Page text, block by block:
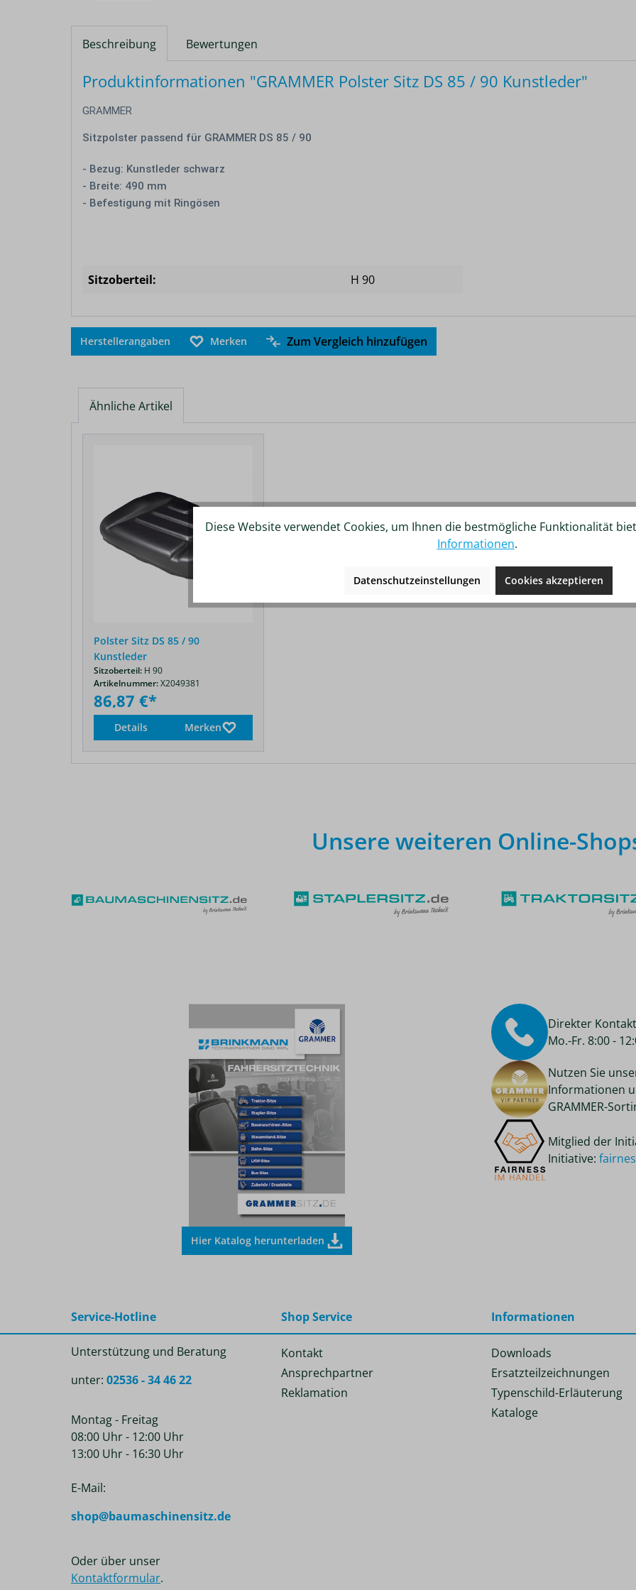
Beschreibung Bewertungen
Produktinformationen "GRAMMER Polster Sitz DS 85 / 90 Kunstleder"
GRAMMER
Sitzpolster passend für GRAMMER DS 85 / 90
- Bezug: Kunstleder schwarz
- Breite: 490 mm
- Befestigung mit Ringösen
Sitzoberteil: H 90
Herstellerangaben Merken Zum Vergleich hinzufügen
Ähnliche Artikel
Polster Sitz DS 85 / 90
Kunstleder
Sitzoberteil: H 90
Artikelnummer:X2049381
86,87 €*
Details Merken
Unsere weiteren Online-
Hier Katalog herunterladen
Direkter
Mo.-Fr. 8:00 -
Nutzen Sie
Informationen
GRAMMER-
Mitglied der
Initiative:
Service-Hotline
Unterstützung und Beratung
unter: 02536 - 34 46 22
Montag - Freitag
08:00 Uhr - 12:00 Uhr
13:00 Uhr - 16:30 Uhr
E-Mail:
shop@baumaschinensitz.de
Oder über unser
Kontaktformular.
Shop Service
Kontakt
Ansprechpartner
Reklamation
Informationen
Downloads
Ersatzteilzeichnungen
Typenschild-Erläuterung
Kataloge
Diese Website verwendet Cookies, um Ihnen die bestmögliche Funktionalität
Informationen.
Datenschutzeinstellungen Cookies akzeptieren